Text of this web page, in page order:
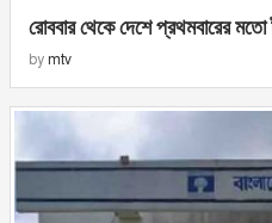
রোববার থেকে দেশে প্রথমবারের
by mtv